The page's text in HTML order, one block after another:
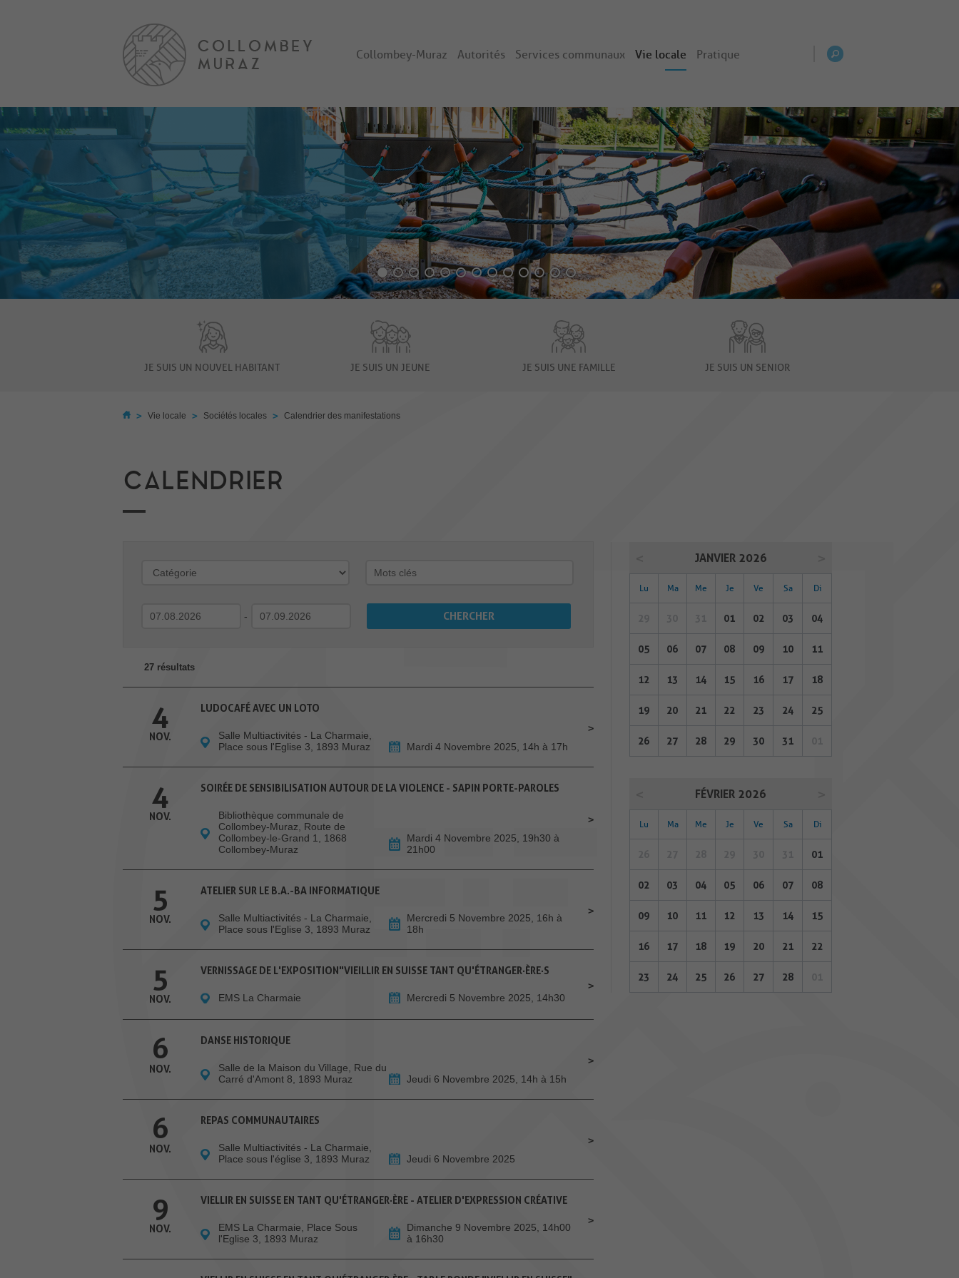
Collombey-Muraz Autorités Services communaux Vie locale Pratique
JE SUIS UN NOUVEL HABITANT JE SUIS UN JEUNE JE SUIS UNE FAMILLE JE SUIS UN SENIOR
> Vie locale > Sociétés locales > Calendrier des manifestations
CALENDRIER
-
27 résultats
4
NOV.
LUDOCAFÉ AVEC UN LOTO
Salle Multiactivités - La Charmaie,
Place sous l'Eglise 3, 1893 Muraz
Mardi 4 Novembre 2025, 14h à 17h
4
NOV.
SOIRÉE DE SENSIBILISATION AUTOUR DE LA VIOLENCE - SAPIN PORTE-PAROLES
Bibliothèque communale de
Collombey-Muraz, Route de
Collombey-le-Grand 1, 1868
Collombey-Muraz
Mardi 4 Novembre 2025, 19h30 à
21h00
5
NOV.
ATELIER SUR LE B.A.-BA INFORMATIQUE
Salle Multiactivités - La Charmaie,
Place sous l'Eglise 3, 1893 Muraz
Mercredi 5 Novembre 2025, 16h à
18h
5
NOV.
VERNISSAGE DE L'EXPOSITION"VIEILLIR EN SUISSE TANT QU'ÉTRANGER·ÈRE·S
EMS La Charmaie Mercredi 5 Novembre 2025, 14h30
6
NOV.
DANSE HISTORIQUE
Salle de la Maison du Village, Rue du
Carré d'Amont 8, 1893 Muraz
Jeudi 6 Novembre 2025, 14h à 15h
6
NOV.
REPAS COMMUNAUTAIRES
Salle Multiactivités - La Charmaie,
Place sous l'église 3, 1893 Muraz
Jeudi 6 Novembre 2025
9
NOV.
VIELLIR EN SUISSE EN TANT QU'ÉTRANGER·ÈRE - ATELIER D'EXPRESSION CRÉATIVE
EMS La Charmaie, Place Sous
l'Eglise 3, 1893 Muraz
Dimanche 9 Novembre 2025, 14h00
à 16h30
JANVIER 2026
Lu Ma Me Je Ve Sa Di
01 02 03 04
05 06 07 08 09 10 11
12 13 14 15 16 17 18
19 20 21 22 23 24 25
26 27 28 29 30 31
FÉVRIER 2026
Lu Ma Me Je Ve Sa Di
01
02 03 04 05 06 07 08
09 10 11 12 13 14 15
16 17 18 19 20 21 22
23 24 25 26 27 28